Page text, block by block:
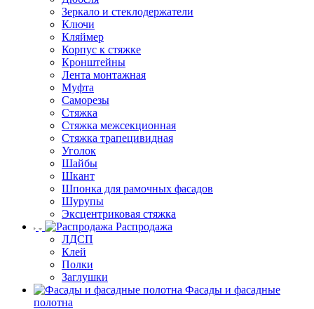
Зеркало и стеклодержатели
Ключи
Кляймер
Корпус к стяжке
Кронштейны
Лента монтажная
Муфта
Саморезы
Стяжка
Стяжка межсекционная
Стяжка трапецивидная
Уголок
Шайбы
Шкант
Шпонка для рамочных фасадов
Шурупы
Эксцентриковая стяжка
Распродажа
ЛДСП
Клей
Полки
Заглушки
Фасады и фасадные
полотна